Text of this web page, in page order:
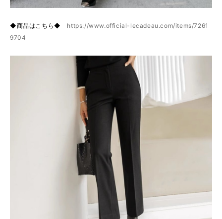
◆商品はこちら◆ https://www.official-lecadeau.com/items/7261
9704